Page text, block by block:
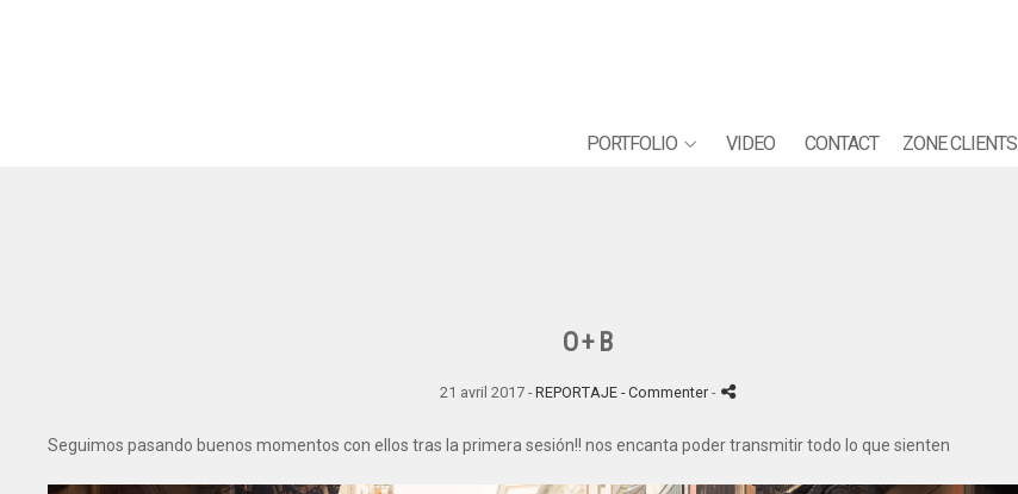
PORTFOLIO VIDEO CONTACT ZONE CLIENTS
O+B
21 avril 2017 -REPORTAJE - Commenter -
Seguimos pasando buenos momentos con ellos tras la primera sesión!! nos encanta poder transmitir todo lo que sienten